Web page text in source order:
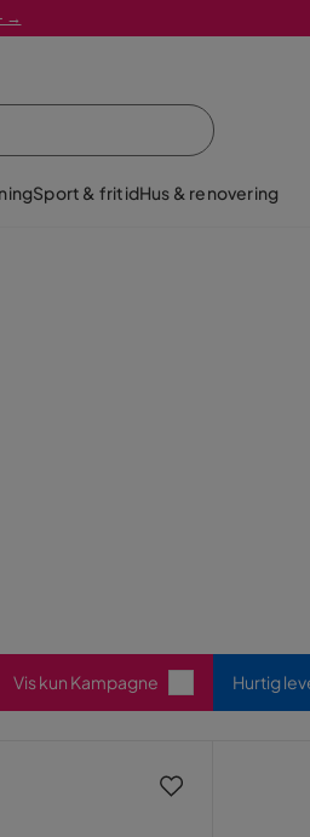
→
Sport & fritidHus & renovering
Vis kun Kampagne Hurtig